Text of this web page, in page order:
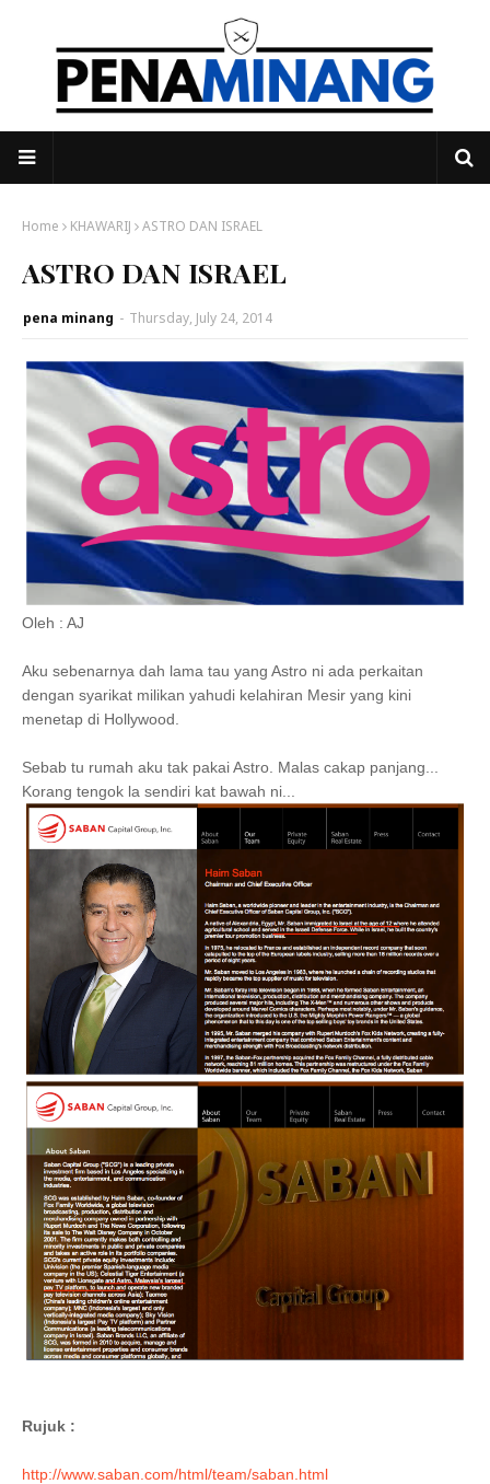
Home KHAWARIJ ASTRO DAN ISRAEL
ASTRO DAN ISRAEL
pena minang - Thursday, July 24, 2014
Oleh : AJ
Aku sebenarnya dah lama tau yang Astro ni ada perkaitan
dengan syarikat milikan yahudi kelahiran Mesir yang kini
menetap di Hollywood.
Sebab tu rumah aku tak pakai Astro. Malas cakap panjang...
Korang tengok la sendiri kat bawah ni...
Rujuk :
http://www.saban.com/html/team/saban.html